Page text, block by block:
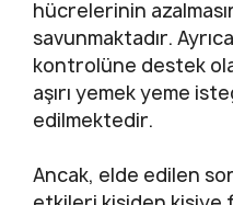
hücrelerinin
savunmaktadır.
kontrolüne destek
aşırı yemek yeme
edilmektedir.
Ancak, elde edilen